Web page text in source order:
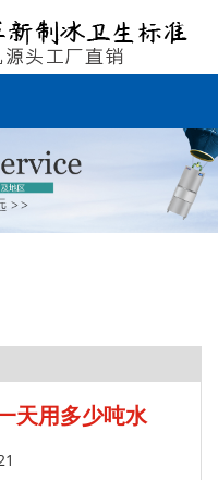
天用多少吨水